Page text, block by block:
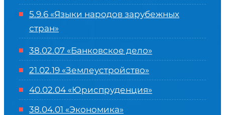
5.9.6 «Языки народов зарубежных
стран»
38.02.07 «Банковское дело»
21.02.19 «Землеустройство»
40.02.04 «Юриспруденция»
38.04.01 «Экономика»